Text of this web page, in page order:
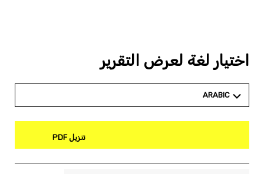
اختيار لغة لعرض التقرير
ARABIC
تنزيل PDF